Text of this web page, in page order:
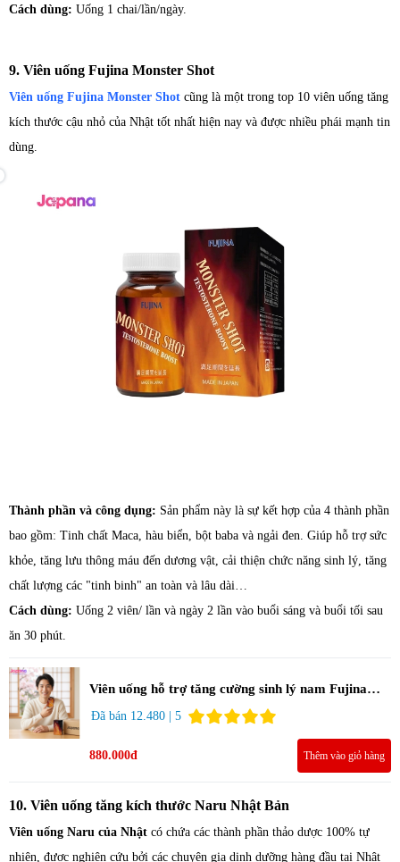
Cách dùng: Uống 1 chai/lần/ngày.
9. Viên uống Fujina Monster Shot
Viên uống Fujina Monster Shot cũng là một trong top 10 viên uống tăng
kích thước cậu nhỏ của Nhật tốt nhất hiện nay và được nhiều phái mạnh tin
dùng.
Thành phần và công dụng: Sản phẩm này là sự kết hợp của 4 thành phần
bao gồm: Tinh chất Maca, hàu biển, bột baba và ngải đen. Giúp hỗ trợ sức
khỏe, tăng lưu thông máu đến dương vật, cải thiện chức năng sinh lý, tăng
chất lượng các "tinh binh" an toàn và lâu dài…
Cách dùng: Uống 2 viên/ lần và ngày 2 lần vào buổi sáng và buổi tối sau
ăn 30 phút.
Viên uống hỗ trợ tăng cường sinh lý nam Fujina
Monster Shot 150 viên
Đã bán 12.480 | 5
880.000đ Thêm vào giỏ hàng
10. Viên uống tăng kích thước Naru Nhật Bản
Viên uống Naru của Nhật có chứa các thành phần thảo dược 100% tự
nhiên, được nghiên cứu bởi các chuyên gia dinh dưỡng hàng đầu tại Nhật